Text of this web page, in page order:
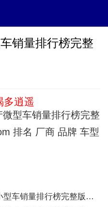
销量排行榜完整
多逍遥
型车销量排行榜完整
排名 厂商 品牌 车型
车销量排行榜完整版名单